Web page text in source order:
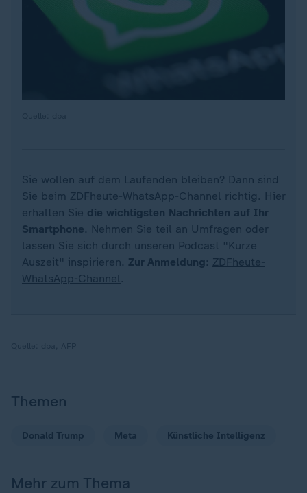
Sie wollen auf dem Laufenden bleiben? Dann sind
Sie beim ZDFheute-WhatsApp-Channel richtig. Hier
erhalten Sie die wichtigsten Nachrichten auf Ihr
Smartphone. Nehmen Sie teil an Umfragen oder
lassen Sie sich durch unseren Podcast "Kurze
Auszeit" inspirieren. Zur Anmeldung : ZDFheute-
WhatsApp-Channel.
Themen
Donald Trump Meta Künstliche Intelligenz
Mehr zum Thema